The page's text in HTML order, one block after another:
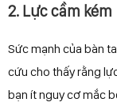
2. Lực cầm kém
Sức mạnh của bàn
cứu cho thấy rằng
bạn ít nguy cơ mắc